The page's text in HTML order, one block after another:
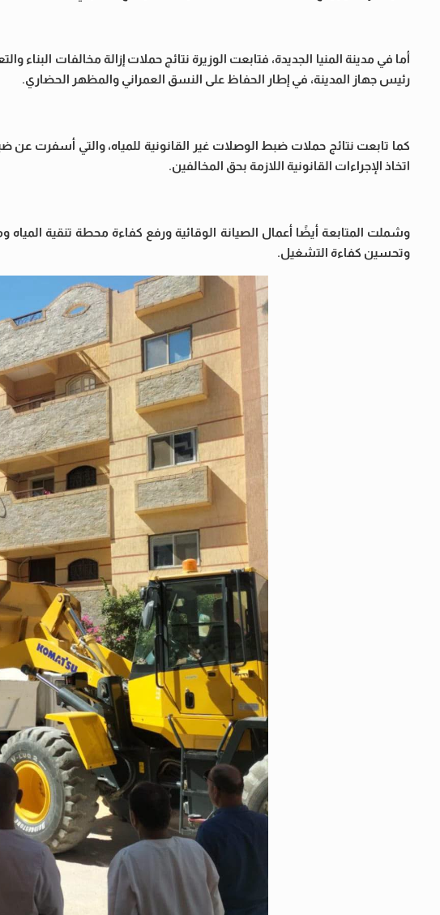
أما في مدينة المنيا الجديدة، فتابعت الوزيرة نتائج حملات إزالة مخالفات
رئيس جهاز المدينة، في إطار الحفاظ على النسق العمراني والمظهر الحضاري.
اتخاذ الإجراءات القانونية اللازمة بحق المخالفين.
وشملت المتابعة أيضًا أعمال الصيانة الوقائية ورفع كفاءة محطة تنقية
وتحسين كفاءة التشغيل.